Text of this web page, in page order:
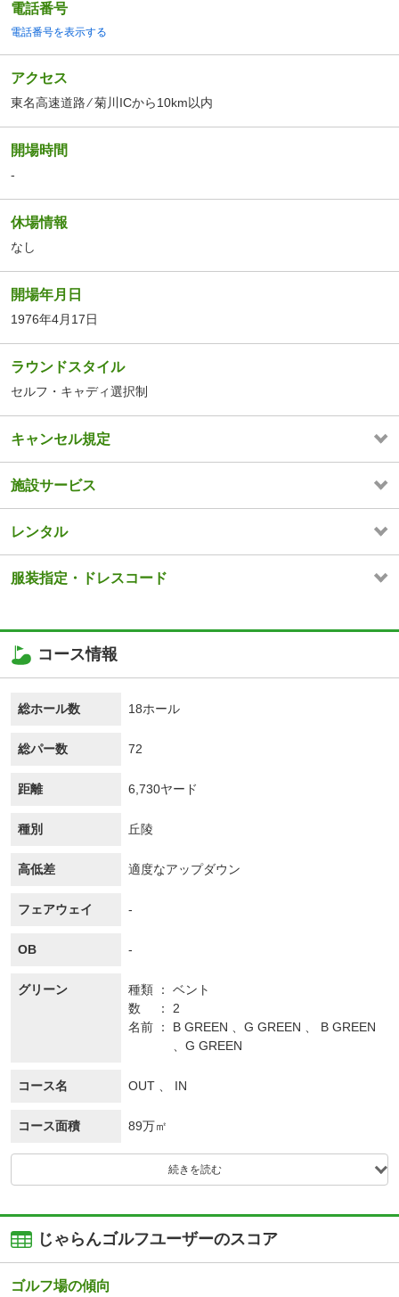
電話番号
電話番号を表示する
アクセス
東名高速道路 ⁄ 菊川ICから10km以内
開場時間
-
休場情報
なし
開場年月日
1976年4月17日
ラウンドスタイル
セルフ・キャディ選択制
キャンセル規定
施設サービス
レンタル
服装指定・ドレスコード
コース情報
総ホール数 18ホール
総パー数 72
距離 6,730ヤード
種別 丘陵
高低差 適度なアップダウン
フェアウェイ -
OB -
グリーン 種類
ベント
数
2
名前
B GREEN 、G GREEN 、 B GREEN
、G GREEN
コース名 OUT 、 IN
コース面積 89万㎡
続きを読む
じゃらんゴルフユーザーのスコア
ゴルフ場の傾向